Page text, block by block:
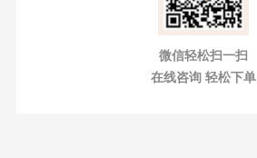
微信轻松扫一扫
在线咨询 轻松下单